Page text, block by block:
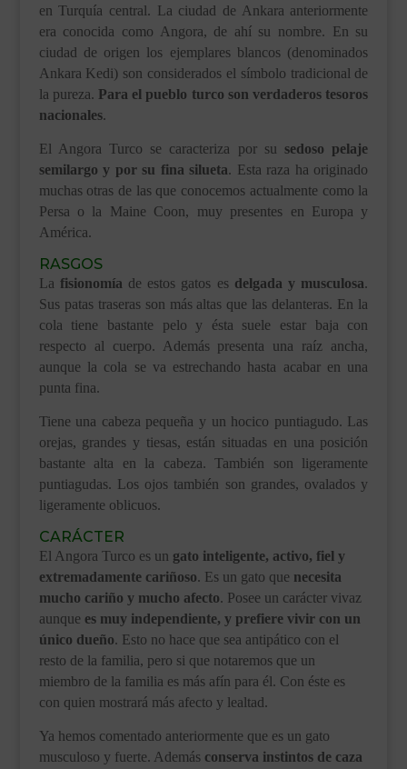
en Turquía central. La ciudad de Ankara anteriormente
era conocida como Angora, de ahí su nombre. En su
ciudad de origen los ejemplares blancos (denominados
Ankara Kedi) son considerados el símbolo tradicional de
la pureza. Para el pueblo turco son verdaderos tesoros
nacionales.
El Angora Turco se caracteriza por su sedoso pelaje
semilargo y por su fina silueta. Esta raza ha originado
muchas otras de las que conocemos actualmente como la
Persa o la Maine Coon, muy presentes en Europa y
América.
RASGOS
La fisionomía de estos gatos esdelgada y musculosa.
Sus patas traseras son más altas que las delanteras. En la
cola tiene bastante pelo y ésta suele estar baja con
respecto al cuerpo. Además presenta una raíz ancha,
aunque la cola se va estrechando hasta acabar en una
punta fina.
Tiene una cabeza pequeña y un hocico puntiagudo. Las
orejas, grandes y tiesas, están situadas en una posición
bastante alta en la cabeza. También son ligeramente
puntiagudas. Los ojos también son grandes, ovalados y
ligeramente oblicuos.
CARÁCTER
El Angora Turco es un gato inteligente, activo, fiel y
extremadamente cariñoso. Es un gato que necesita
mucho cariño y mucho afecto. Posee un carácter vivaz
aunque es muy independiente, y prefiere vivir con un
único dueño. Esto no hace que sea antipático con el
resto de la familia, pero si que notaremos que un
miembro de la familia es más afín para él. Con éste es
con quien mostrará más afecto y lealtad.
Ya hemos comentado anteriormente que es un gato
musculoso y fuerte. Ademásconserva instintos de caza